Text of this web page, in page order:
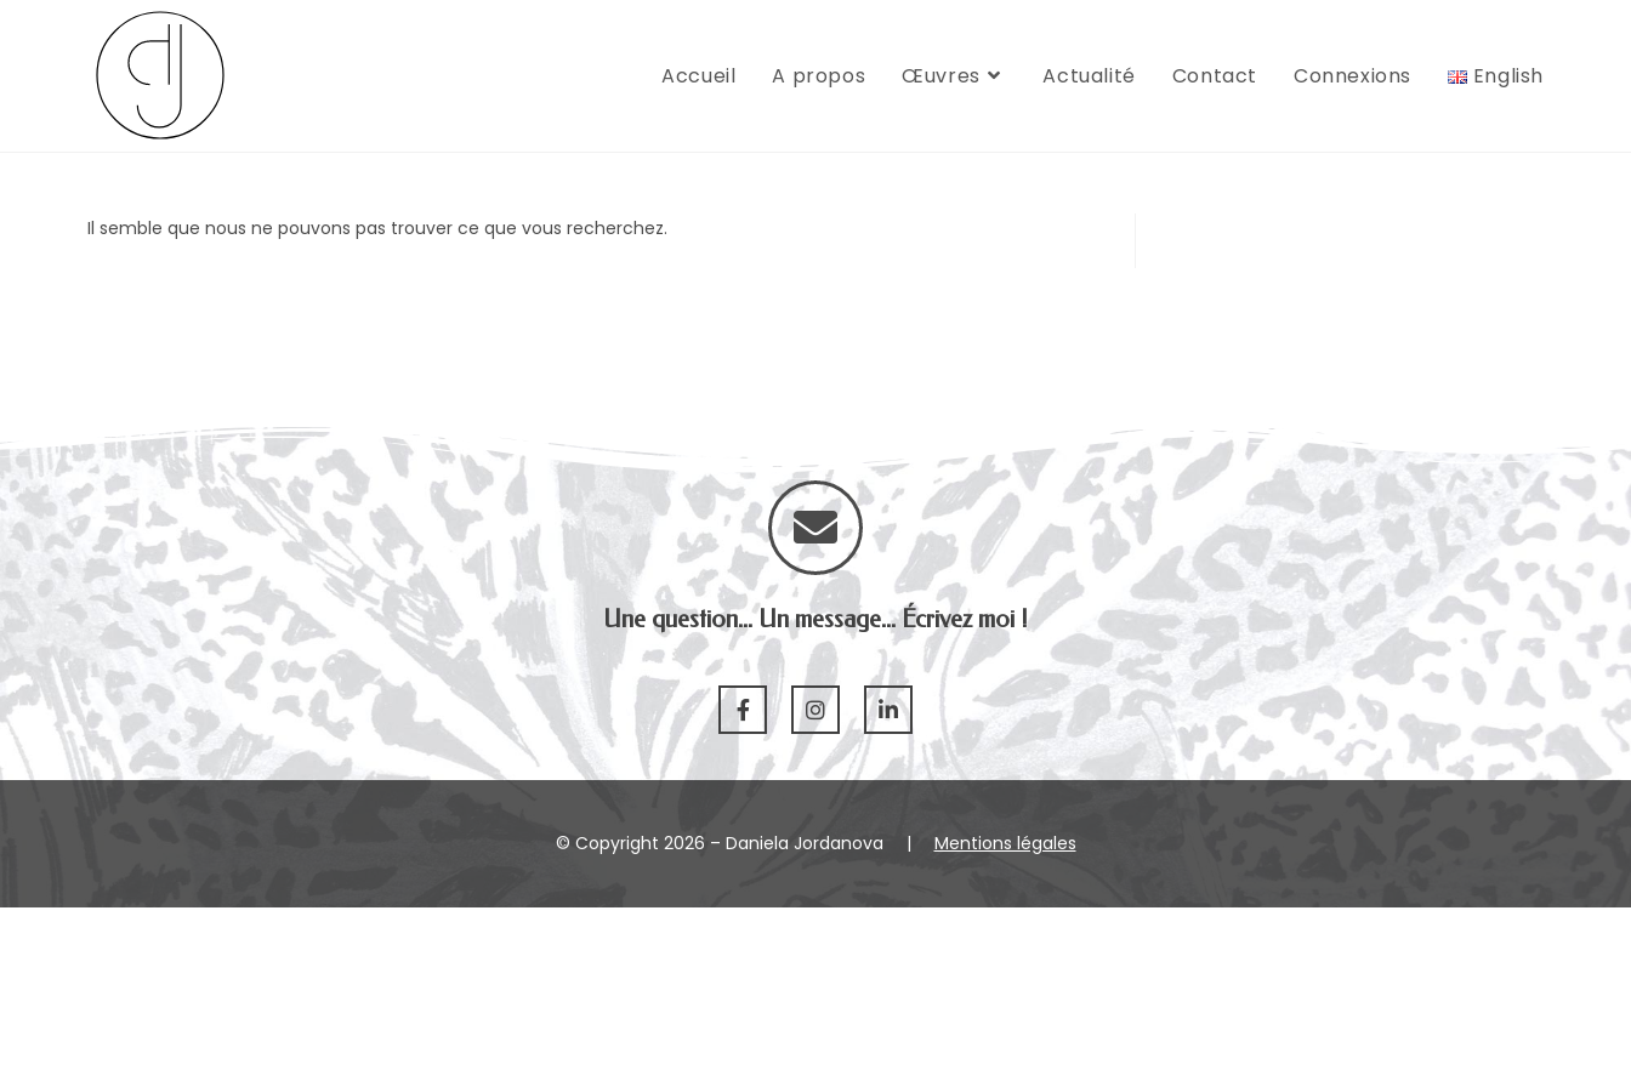
Accueil A propos Œuvres Actualité Contact Connexions English
Il semble que nous ne pouvons pas trouver ce que vous recherchez.
Une question... Un message... Écrivez moi !
© Copyright 2026 – Daniela Jordanova | Mentions légales